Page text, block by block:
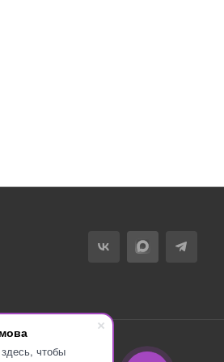
чтобы